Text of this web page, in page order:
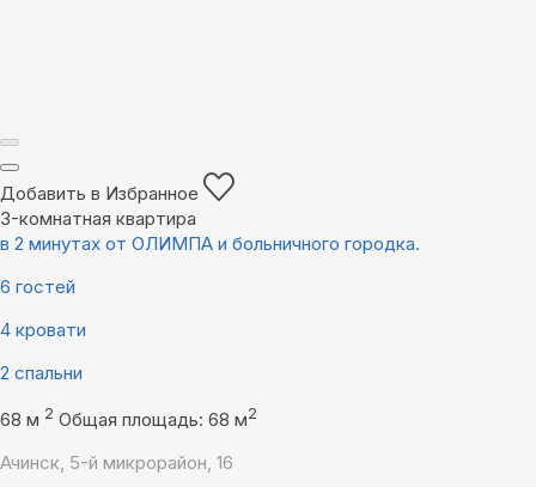
Добавить в Избранное
3-комнатная квартира
в 2 минутах от ОЛИМПА и больничного городка.
6 гостей
4 кровати
2 спальни
68 м 2 Общая площадь: 68 м2
Ачинск, 5-й микрорайон, 16